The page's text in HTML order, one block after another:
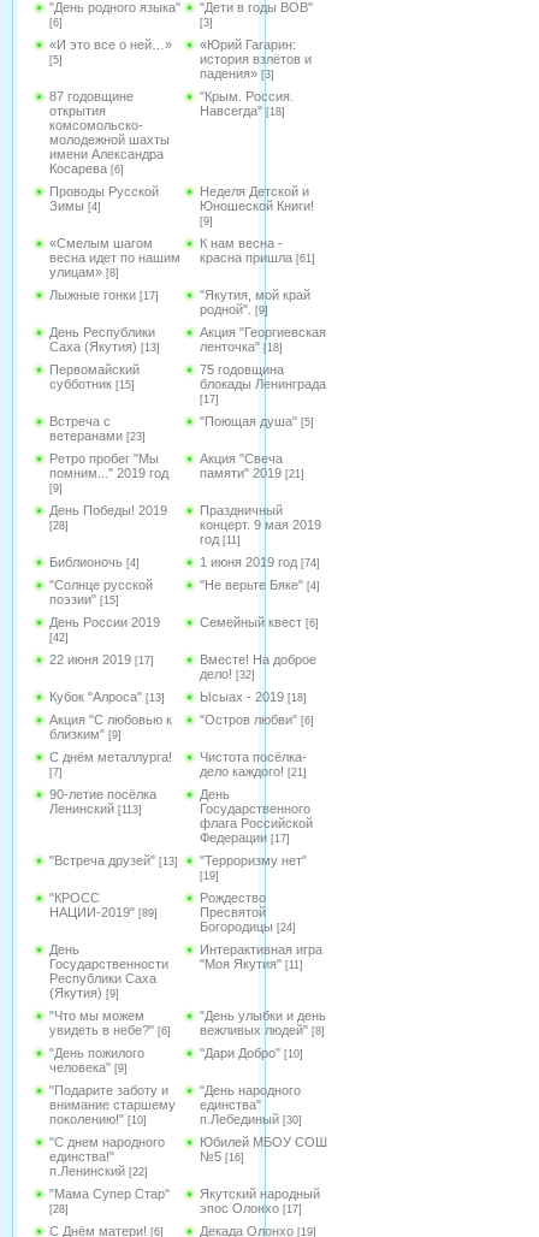
"День родного языка"
[6]
"Дети в годы ВОВ"
[3]
«И это все о ней…»
[5]
«Юрий Гагарин:
история взлётов и
падения» [3]
87 годовщине
открытия
комсомольско-
молодежной шахты
имени Александра
Косарева [6]
"Крым. Россия.
Навсегда" [18]
Проводы Русской
Зимы [4]
Неделя Детской и
Юношеской Книги!
[9]
«Смелым шагом
весна идет по нашим
улицам» [8]
К нам весна -
красна пришла [61]
Лыжные гонки [17]
"Якутия, мой край
родной".
[9]
День Республики
Саха (Якутия) [13]
Акция "Георгиевская
ленточка" [18]
Первомайский
субботник [15]
75 годовщина
блокады Ленинграда
[17]
Встреча с
ветеранами [23]
"Поющая душа" [5]
Ретро пробег "Мы
помним..." 2019 год
[9]
Акция "Свеча
памяти" 2019 [21]
День Победы! 2019
[28]
Праздничный
концерт. 9 мая 2019
год [11]
Библионочь [4] 1 июня 2019 год [74]
"Солнце русской
поэзии" [15]
"Не верьте Бяке" [4]
День России 2019
[42]
Семейный квест [6]
22 июня 2019 [17]
Вместе! На доброе
дело! [32]
Кубок "Алроса" [13] Ысыах - 2019 [18]
Акция "С любовью к
близким" [9]
"Остров любви" [6]
С днём металлурга!
[7]
Чистота посёлка-
дело каждого! [21]
90-летие посёлка
Ленинский [113]
День
Государственного
флага Российской
Федерации [17]
"Встреча друзей" [13] "Терроризму нет"
[19]
"КРОСС
НАЦИИ-2019" [89]
Рождество
Пресвятой
Богородицы [24]
День
Государственности
Республики Саха
(Якутия) [9]
Интерактивная игра
"Моя Якутия" [11]
"Что мы можем
увидеть в небе?" [6]
"День улыбки и день
вежливых людей" [8]
"День пожилого
человека" [9]
"Дари Добро" [10]
"Подарите заботу и
внимание старшему
поколению!" [10]
"День народного
единства"
п.Лебединый [30]
"С днем народного
единства!"
п.Ленинский [22]
Юбилей МБОУ СОШ
№5 [16]
"Мама Супер Стар"
[28]
Якутский народный
эпос Олонхо [17]
С Днём матери! [6] Декада Олонхо [19]